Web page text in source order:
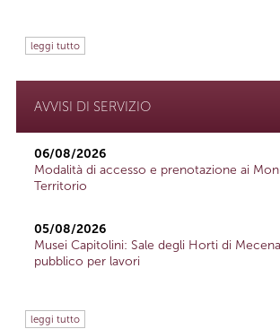
leggi tutto
AVVISI DI SERVIZIO
06/08/2026
Modalità di accesso e prenotazione ai
Territorio
05/08/2026
Musei Capitolini: Sale degli Horti di
pubblico per lavori
leggi tutto